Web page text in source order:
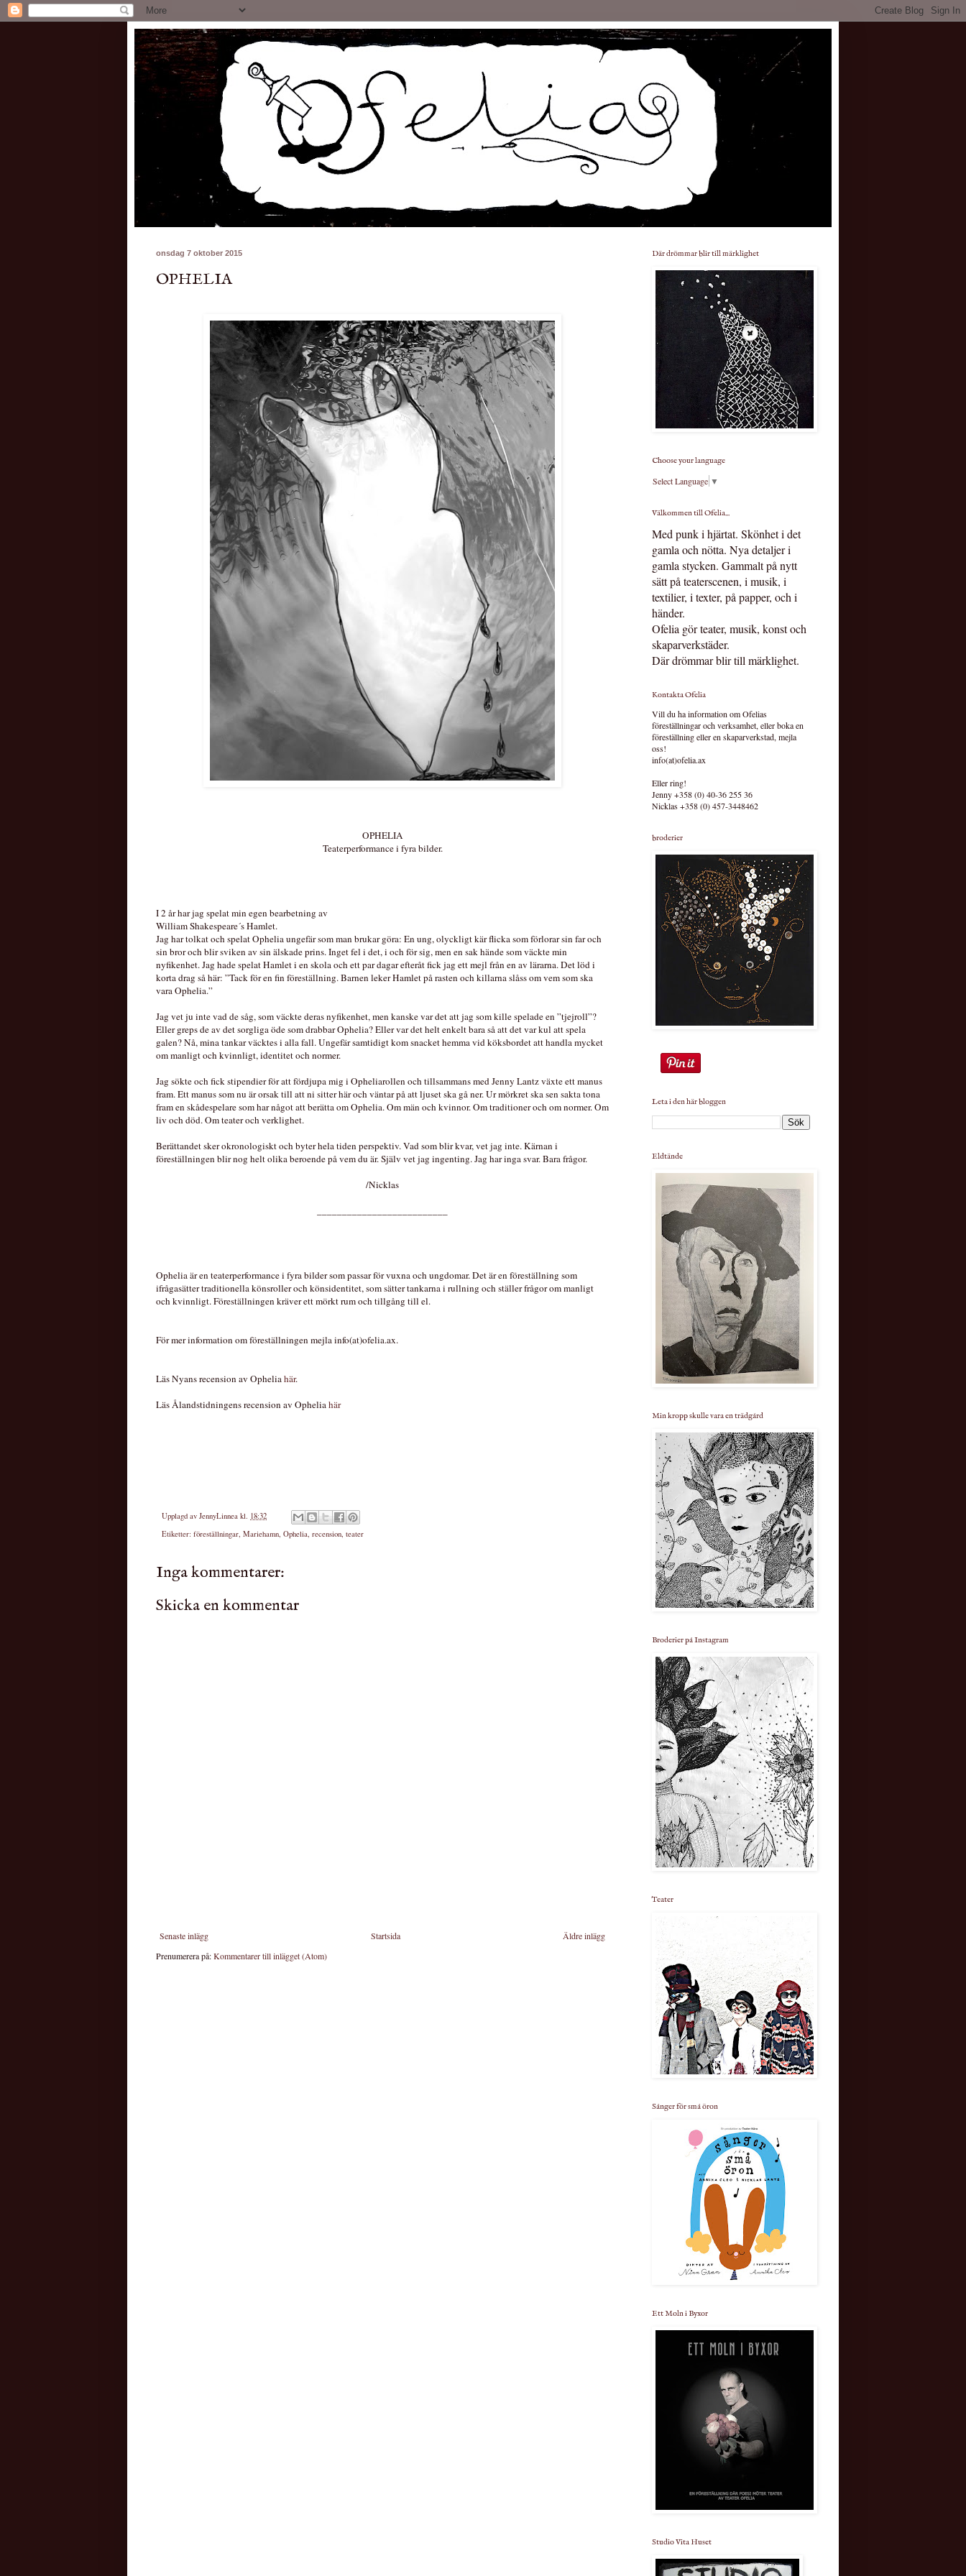
onsdag 7 oktober 2015
OPHELIA
OPHELIA
Teaterperformance i fyra bilder.
I 2 år har jag spelat min egen bearbetning av
William Shakespeare´s Hamlet.
Jag har tolkat och spelat Ophelia ungefär som man brukar göra: En ung, olyckligt kär flicka som förlorar sin far och
sin bror och blir sviken av sin älskade prins. Inget fel i det, i och för sig, men en sak hände som väckte min
nyfikenhet. Jag hade spelat Hamlet i en skola och ett par dagar efteråt fick jag ett mejl från en av lärarna. Det löd i
korta drag så här: ”Tack för en fin föreställning. Barnen leker Hamlet på rasten och killarna slåss om vem som ska
vara Ophelia.”
Jag vet ju inte vad de såg, som väckte deras nyfikenhet, men kanske var det att jag som kille spelade en ”tjejroll”?
Eller greps de av det sorgliga öde som drabbar Ophelia? Eller var det helt enkelt bara så att det var kul att spela
galen? Nå, mina tankar väcktes i alla fall. Ungefär samtidigt kom snacket hemma vid köksbordet att handla mycket
om manligt och kvinnligt, identitet och normer.
Jag sökte och fick stipendier för att fördjupa mig i Opheliarollen och tillsammans med Jenny Lantz växte ett manus
fram. Ett manus som nu är orsak till att ni sitter här och väntar på att ljuset ska gå ner. Ur mörkret ska sen sakta tona
fram en skådespelare som har något att berätta om Ophelia. Om män och kvinnor. Om traditioner och om normer. Om
liv och död. Om teater och verklighet.
Berättandet sker okronologiskt och byter hela tiden perspektiv. Vad som blir kvar, vet jag inte. Kärnan i
föreställningen blir nog helt olika beroende på vem du är. Själv vet jag ingenting. Jag har inga svar. Bara frågor.
/Nicklas
Ophelia är en teaterperformance i fyra bilder som passar för vuxna och ungdomar. Det är en föreställning som
ifrågasätter traditionella könsroller och könsidentitet, som sätter tankarna i rullning och ställer frågor om manligt
och kvinnligt. Föreställningen kräver ett mörkt rum och tillgång till el.
För mer information om föreställningen mejla info(at)ofelia.ax.
Läs Nyans recension av Opheliahär.
Läs Ålandstidningens recension av Opheliahär
Upplagd av JennyLinnea kl. 18:32
Etiketter: föreställningar, Mariehamn, Ophelia, recension, teater
Inga kommentarer:
Skicka en kommentar
Senaste inlägg Äldre inlägg
Startsida
Prenumerera på:Kommentarer till inlägget (Atom)
Där drömmar blir till märklighet
Choose your language
Select Language ▼
Välkommen till Ofelia...
Med punk i hjärtat. Skönhet i det
gamla och nötta. Nya detaljer i
gamla stycken. Gammalt på nytt
sätt på teaterscenen, i musik, i
textilier, i texter, på papper, och i
händer.
Ofelia gör teater, musik, konst och
skaparverkstäder.
Där drömmar blir till märklighet.
Kontakta Ofelia
Vill du ha information om Ofelias
föreställningar och verksamhet, eller boka en
föreställning eller en skaparverkstad, mejla
oss!
info(at)ofelia.ax
Eller ring!
Jenny +358 (0) 40-36 255 36
Nicklas +358 (0) 457-3448462
broderier
Leta i den här bloggen
Eldtände
Min kropp skulle vara en trädgård
Broderier på Instagram
Teater
Sånger för små öron
Ett Moln i Byxor
Studio Vita Huset